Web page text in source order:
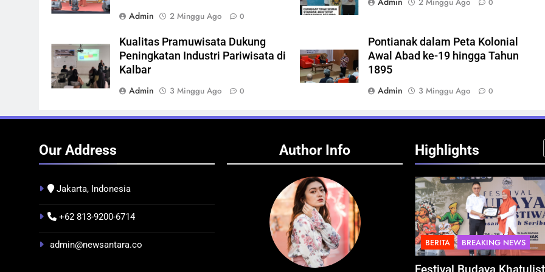
Admin
2 Minggu Ago 0
Kualitas Pramuwisata Dukung
Peningkatan Industri Pariwisata di
Kalbar
Admin
3 Minggu Ago 0
Pontianak dalam Peta Kolonial
Awal Abad ke-19 hingga Tahun
1895
Admin
3 Minggu Ago 0
Our Address
Jakarta, Indonesia
+62 813-9200-6714
admin@newsantara.co
Author Info Highlights
INFRASTRUKTUR BERITA BREAKING NEWS BERITA BREAKING